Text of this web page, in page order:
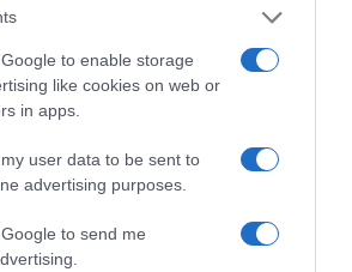
to enable storage
like cookies on web or
in apps.
user data to be sent to
advertising purposes.
to send me
τελευταίοι των τελευταίων
Σταυρός: Τι πρέπει να περιέχει
φαρμακείο διακοπών